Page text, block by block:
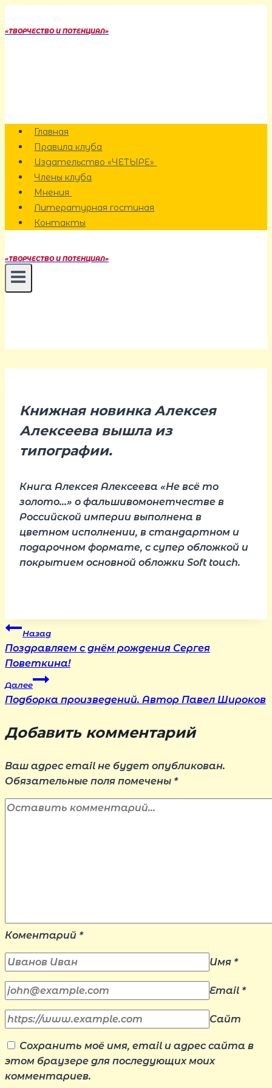
к
«ТВОРЧЕСТВО И ПОТЕНЦИАЛ»
Главная
Правила клуба
Издательство «ЧЕТЫРЕ»
Члены клуба
Мнения
Литературная гостиная
Контакты
«ТВОРЧЕСТВО И ПОТЕНЦИАЛ»
Книжная новинка Алексея
Алексеева вышла из
типографии.
Книга Алексея Алексеева «Не всё то
золото…» о фальшивомонетчестве в
Российской империи выполнена в
цветном исполнении, в стандартном и
подарочном формате, с супер обложкой и
покрытием основной обложки Soft touch.
Навигация
по
записям
Назад
Поздравляем с днём рождения Сергея
Поветкина!
Далее
Подборка произведений. Автор Павел Широков
Добавить комментарий
Ваш адрес email не будет опубликован.
Обязательные поля помечены *
Коментарий *
Имя *
Email *
Сайт
Сохранить моё имя, email и адрес сайта в
этом браузере для последующих моих
комментариев.